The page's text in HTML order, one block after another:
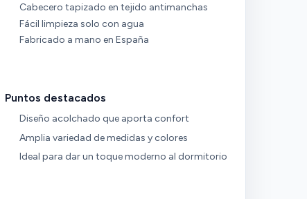
Cabecero tapizado en tejido antimanchas
Fácil limpieza solo con agua
Fabricado a mano en España
Puntos destacados
Diseño acolchado que aporta confort
Amplia variedad de medidas y colores
Ideal para dar un toque moderno al dormitorio